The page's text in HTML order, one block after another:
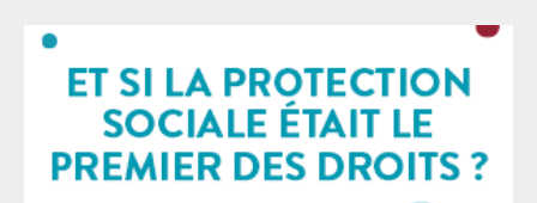
Mais le désaccord avec une décision judiciaire ne
saurait jamais justifier la mise en cause personnelle
d’un·e magistrat·e, encore moins les menaces, les
campagnes de haine, les attaques racistes ou les
tentatives d’intimidation. La campagne actuellement
menée contre l’un des magistrat·es ayant participé à